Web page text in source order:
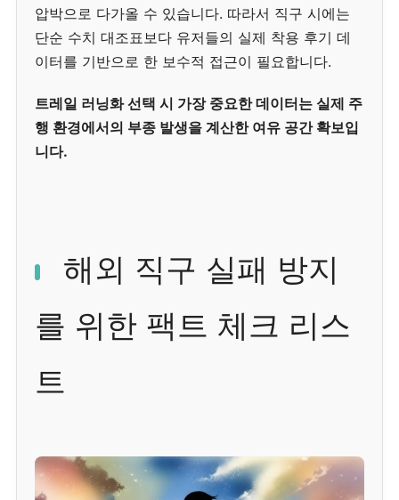
압박으로 다가올 수 있습니다. 따라서 직구 시에는
단순 수치 대조표보다 유저들의 실제 착용 후기 데
이터를 기반으로 한 보수적 접근이 필요합니다.
트레일 러닝화 선택 시 가장 중요한 데이터는 실제 주
행 환경에서의 부종 발생을 계산한 여유 공간 확보입
니다.
해외 직구 실패 방지
를 위한 팩트 체크 리스
트